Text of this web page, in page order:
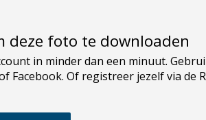
deze foto te downloaden